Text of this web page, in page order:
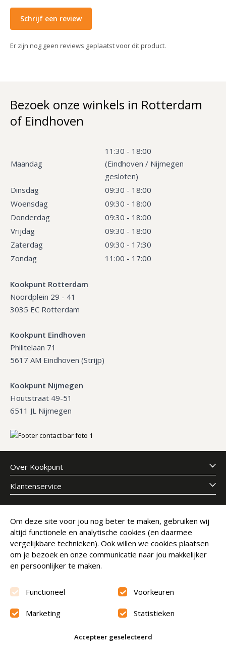
Schrijf een review
Er zijn nog geen reviews geplaatst voor dit product.
Bezoek onze winkels in Rotterdam
of Eindhoven
Maandag
11:30 - 18:00
(Eindhoven / Nijmegen
gesloten)
Dinsdag
09:30 - 18:00
Woensdag
09:30 - 18:00
Donderdag
09:30 - 18:00
Vrijdag
09:30 - 18:00
Zaterdag
09:30 - 17:30
Zondag
11:00 - 17:00
Kookpunt Rotterdam
Noordplein 29 - 41
3035 EC Rotterdam
Kookpunt Eindhoven
Philitelaan 71
5617 AM Eindhoven (Strijp)
Kookpunt Nijmegen
Houtstraat 49-51
6511 JL Nijmegen
Over Kookpunt
Klantenservice
Meld je aan voor onze nieuwsbrief
E-mailadres
Abonneer
Beoordeling9.6
Om deze site voor jou nog beter te maken, gebruiken wij
altijd functionele en analytische cookies (en daarmee
vergelijkbare technieken). Ook willen we cookies plaatsen
om je bezoek en onze communicatie naar jou makkelijker
en persoonlijker te maken.
Functioneel Voorkeuren
Marketing Statistieken
Accepteer geselecteerd